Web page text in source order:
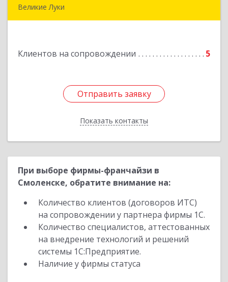
Великие Луки
Клиентов на сопровождении 5
Отправить заявку
Показать контакты
Отправить заявку
Назад
При выборе фирмы-франчайзи в
Смоленске, обратите внимание на:
Количество клиентов (договоров ИТС)
на сопровождении у партнера фирмы 1С.
Количество специалистов, аттестованных
на внедрение технологий и решений
системы 1С:Предприятие.
Наличие у фирмы статуса